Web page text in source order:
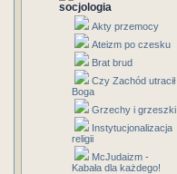
socjologia
Akty przemocy
Ateizm po czesku
Brat brud
Czy Zachód utracił
Boga
Grzechy i grzeszki
Instytucjonalizacja
religii
McJudaizm -
Kabała dla każdego!